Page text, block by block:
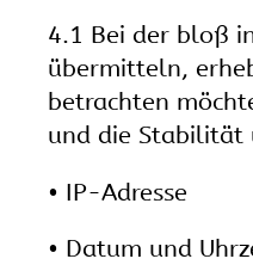
4.1 Bei der bloß
übermitteln,
betrachten
und die Stabilität
• IP-Adresse
• Datum und